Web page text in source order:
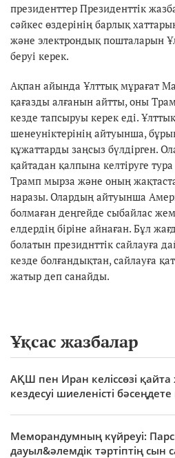
президенттер Президенттік
сәйкес өздерінің барлық
және электрондық пошталарын
беруі керек.
Ақпан айында Ұлттық мұрағат
қағазды алғанын айтты, оны
кезде тапсыруы керек еді.
шенеуніктерінің айтуынша,
құжаттарды заңсыз бүлдірген.
қайтадан қалпына келтіруге
Трамп мырза және оның
наразы. Олардың айтуынша
болмаған деңгейде сыбайлас
елдердің біріне айнаған. Бұл
болатын президнттік сайлауға
кезде болғандықтан, сайлауға
жатыр деп санайды.
Ұқсас жазбалар
АҚШ пен Иран келіссөзі қайта
кездесуі шиеленісті
Меморандумның күйреуі:
дауыл&әлемдік тәртіптің сын